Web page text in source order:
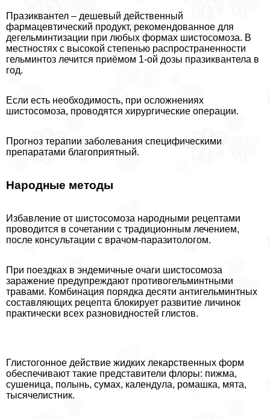
Празиквантел – дешевый действенный
фармацевтический продукт, рекомендованное для
дегельминтизации при любых формах шистосомоза. В
местностях с высокой степенью распространенности
гельминтоз лечится приёмом 1-ой дозы празиквантела в
год.
Если есть необходимость, при осложнениях
шистосомоза, проводятся хирургические операции.
Прогноз терапии заболевания специфическими
препаратами благоприятный.
Народные методы
Избавление от шистосомоза народными рецептами
проводится в сочетании с традиционным лечением,
после консультации с врачом-паразитологом.
При поездках в эндемичные очаги шистосомоза
заражение предупреждают противогельминтными
травами. Комбинация порядка десяти антигельминтных
составляющих рецепта блокирует развитие личинок
пpaктически всех разновидностей глистов.
Глистогонное действие жидких лекарственных форм
обеспечивают такие представители флоры: пижма,
сушеница, полынь, сумах, календула, ромашка, мята,
тысячелистник.